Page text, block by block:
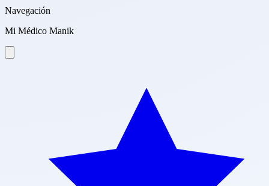
Navegación
Mi Médico Manik